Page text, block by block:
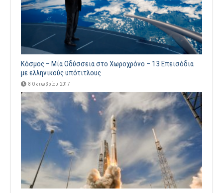
Κόσμος – Μία Οδύσσεια στο Χωροχρόνο – 13 Επεισόδια
με ελληνικούς υπότιτλους
8 Οκτωβρίου 2017